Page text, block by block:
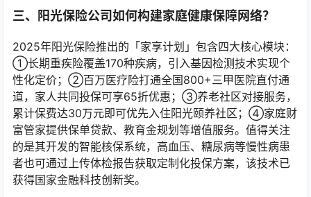
三、阳光保险公司如何构建家庭健康保障网络？
2025年阳光保险推出的「家享计划」包含四大核心模块：
①长期重疾险覆盖170种疾病，引入基因检测技术实现个
性化定价；②百万医疗险打通全国800+三甲医院直付通
道，家人共同投保可享65折优惠；③养老社区对接服务，
累计保费达30万元即可优先入住阳光颐养社区；④家庭财
富管家提供保单贷款、教育金规划等增值服务。值得关注
的是其开发的智能核保系统，高血压、糖尿病等慢性病患
者也可通过上传体检报告获取定制化投保方案，该技术已
获得国家金融科技创新奖。